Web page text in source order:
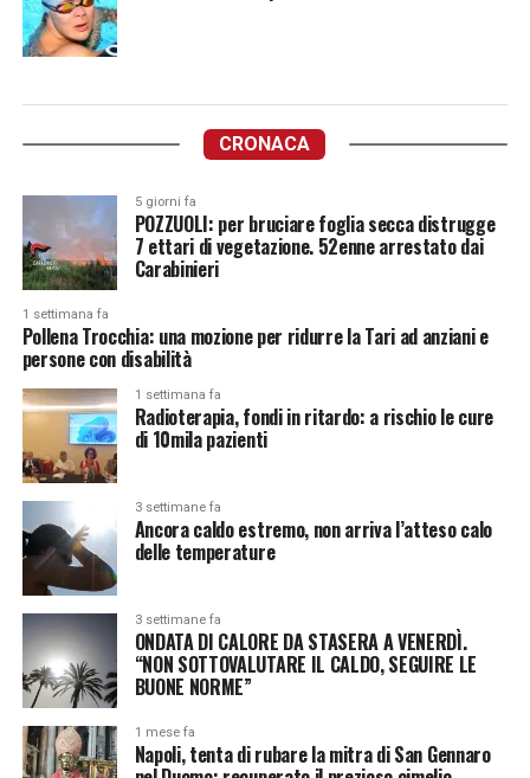
CRONACA
5 giorni fa
POZZUOLI: per bruciare foglia secca distrugge
7 ettari di vegetazione. 52enne arrestato dai
Carabinieri
1 settimana fa
Pollena Trocchia: una mozione per ridurre la Tari ad anziani e
persone con disabilità
1 settimana fa
Radioterapia, fondi in ritardo: a rischio le cure
di 10mila pazienti
3 settimane fa
Ancora caldo estremo, non arriva l’atteso calo
delle temperature
3 settimane fa
ONDATA DI CALORE DA STASERA A VENERDÌ.
“NON SOTTOVALUTARE IL CALDO, SEGUIRE LE
BUONE NORME”
1 mese fa
Napoli, tenta di rubare la mitra di San Gennaro